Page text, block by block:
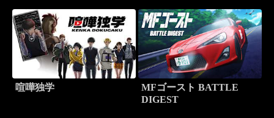
喧嘩独学
MFゴースト BATTLE
DIGEST